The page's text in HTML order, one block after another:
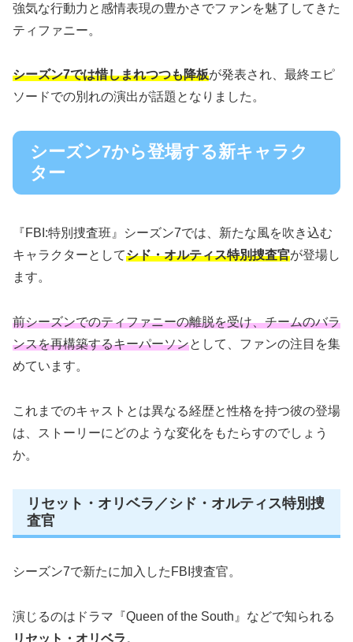
強気な行動力と感情表現の豊かさでファンを魅了してきた
ティファニー。
シーズン7では惜しまれつつも降板が発表され、最終エピ
ソードでの別れの演出が話題となりました。
シーズン7から登場する新キャラク
ター
『FBI:特別捜査班』シーズン7では、新たな風を吹き込む
キャラクターとしてシド・オルティス特別捜査官が登場し
ます。
前シーズンでのティファニーの離脱を受け、チームのバラ
ンスを再構築するキーパーソンとして、ファンの注目を集
めています。
これまでのキャストとは異なる経歴と性格を持つ彼の登場
は、ストーリーにどのような変化をもたらすのでしょう
か。
リセット・オリベラ／シド・オルティス特別捜
査官
シーズン7で新たに加入したFBI捜査官。
演じるのはドラマ『Queen of the South』などで知られる
リセット・オリベラ 。